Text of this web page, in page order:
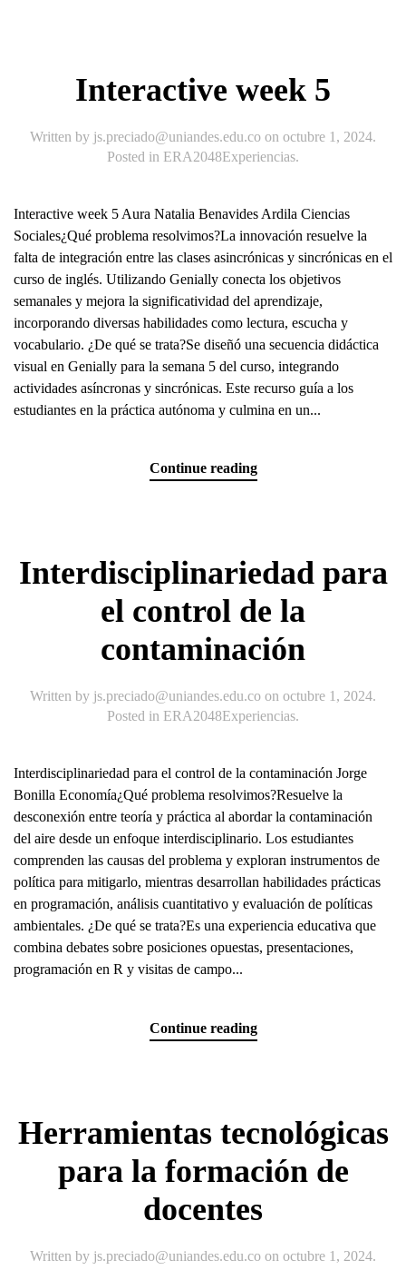
Interactive week 5
Written by js.preciado@uniandes.edu.co on octubre 1, 2024.
Posted in ERA2048Experiencias.
Interactive week 5 Aura Natalia Benavides Ardila Ciencias
Sociales¿Qué problema resolvimos?La innovación resuelve la
falta de integración entre las clases asincrónicas y sincrónicas en el
curso de inglés. Utilizando Genially conecta los objetivos
semanales y mejora la significatividad del aprendizaje,
incorporando diversas habilidades como lectura, escucha y
vocabulario. ¿De qué se trata?Se diseñó una secuencia didáctica
visual en Genially para la semana 5 del curso, integrando
actividades asíncronas y sincrónicas. Este recurso guía a los
estudiantes en la práctica autónoma y culmina en un...
Continue reading
Interdisciplinariedad para
el control de la
contaminación
Written by js.preciado@uniandes.edu.co on octubre 1, 2024.
Posted in ERA2048Experiencias.
Interdisciplinariedad para el control de la contaminación Jorge
Bonilla Economía¿Qué problema resolvimos?Resuelve la
desconexión entre teoría y práctica al abordar la contaminación
del aire desde un enfoque interdisciplinario. Los estudiantes
comprenden las causas del problema y exploran instrumentos de
política para mitigarlo, mientras desarrollan habilidades prácticas
en programación, análisis cuantitativo y evaluación de políticas
ambientales. ¿De qué se trata?Es una experiencia educativa que
combina debates sobre posiciones opuestas, presentaciones,
programación en R y visitas de campo...
Continue reading
Herramientas tecnológicas
para la formación de
docentes
Written by js.preciado@uniandes.edu.co on octubre 1, 2024.